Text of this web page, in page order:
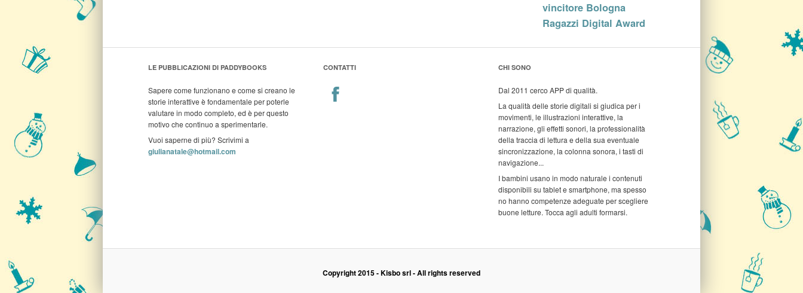
vincitore Bologna
Ragazzi Digital Award
LE PUBBLICAZIONI DI PADDYBOOKS
Sapere come funzionano e come si creano le
storie interattive è fondamentale per poterle
valutare in modo completo, ed è per questo
motivo che continuo a sperimentarle.
Vuoi saperne di più? Scrivimi a
giulianatale@hotmail.com
CONTATTI CHI SONO
Dal 2011 cerco APP di qualità.
La qualità delle storie digitali si giudica per i
movimenti, le illustrazioni interattive, la
narrazione, gli effetti sonori, la professionalità
della traccia di lettura e della sua eventuale
sincronizzazione, la colonna sonora, i tasti di
navigazione...
I bambini usano in modo naturale i contenuti
disponibili su tablet e smartphone, ma spesso
no hanno competenze adeguate per scegliere
buone letture. Tocca agli adulti formarsi.
Copyright 2015 - Kisbo srl - All rights reserved